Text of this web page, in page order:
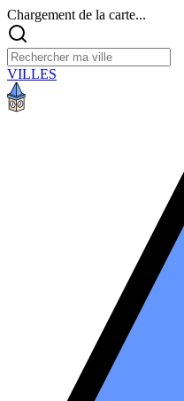
Chargement de la carte...
VILLES